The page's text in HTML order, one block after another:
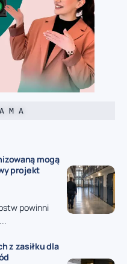
M A
mogą
projekt
powinni
z zasiłku dla